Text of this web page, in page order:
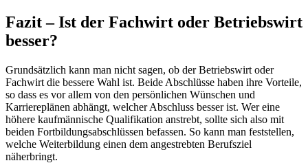
Fazit – Ist der Fachwirt oder Betriebswirt
besser?
Grundsätzlich kann man nicht sagen, ob der Betriebswirt oder
Fachwirt die bessere Wahl ist. Beide Abschlüsse haben ihre Vorteile,
so dass es vor allem von den persönlichen Wünschen und
Karriereplänen abhängt, welcher Abschluss besser ist. Wer eine
höhere kaufmännische Qualifikation anstrebt, sollte sich also mit
beiden Fortbildungsabschlüssen befassen. So kann man feststellen,
welche Weiterbildung einen dem angestrebten Berufsziel
näherbringt.